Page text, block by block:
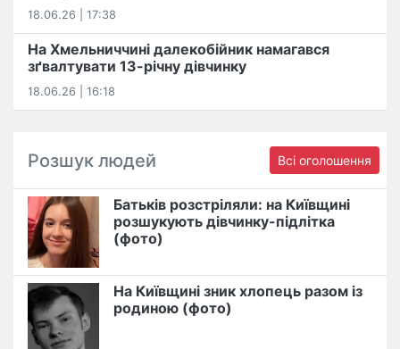
18.06.26 | 17:38
На Хмельниччині далекобійник намагався
зґвалтувати 13-річну дівчинку
18.06.26 | 16:18
Розшук людей Всі оголошення
Батьків розстріляли: на Київщині
розшукують дівчинку-підлітка
(фото)
На Київщині зник хлопець разом із
родиною (фото)